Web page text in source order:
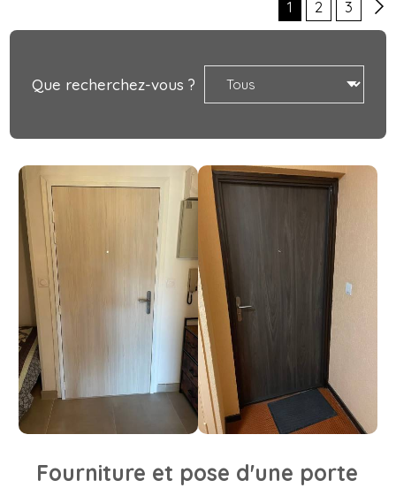
1 2 3
Que recherchez-vous ?
Fourniture et pose d'une porte